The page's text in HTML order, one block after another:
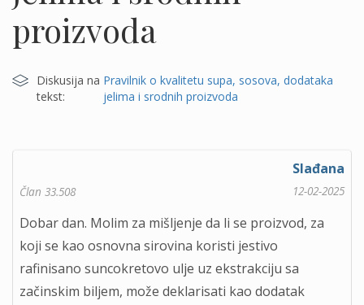
proizvoda
Diskusija na
tekst:
Pravilnik o kvalitetu supa, sosova, dodataka
jelima i srodnih proizvoda
Slađana
Član 33.508 12-02-2025
Dobar dan. Molim za mišljenje da li se proizvod, za
koji se kao osnovna sirovina koristi jestivo
rafinisano suncokretovo ulje uz ekstrakciju sa
začinskim biljem, može deklarisati kao dodatak